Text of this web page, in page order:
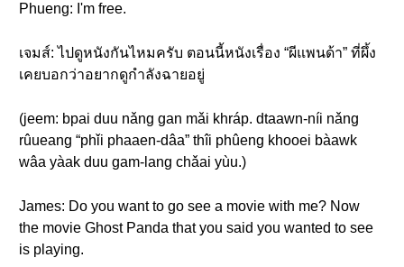
Phueng: I'm free.
เจมส์: ไปดูหนังกันไหมครับ ตอนนี้หนังเรื่อง “ผีแพนด้า” ที่ผึ้ง
เคยบอกว่าอยากดูกำลังฉายอยู่
(jeem: bpai duu nǎng gan mǎi khráp. dtaawn-níi nǎng
rûueang “phǐi phaaen-dâa” thîi phûeng khooei bàawk
wâa yàak duu gam-lang chǎai yùu.)
James: Do you want to go see a movie with me? Now
the movie Ghost Panda that you said you wanted to see
is playing.